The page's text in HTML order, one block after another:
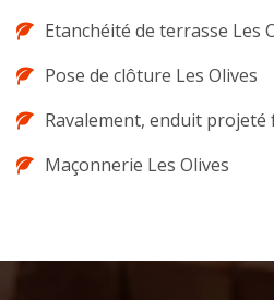
Etanchéité de terrasse Les
Pose de clôture Les Olives
Ravalement, enduit projeté
Maçonnerie Les Olives